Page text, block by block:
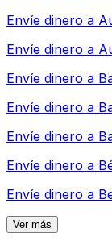
Envíe dinero a
Envíe dinero a
Envíe dinero a
Envíe dinero a
Envíe dinero a
Envíe dinero a
Envíe dinero a
Ver más